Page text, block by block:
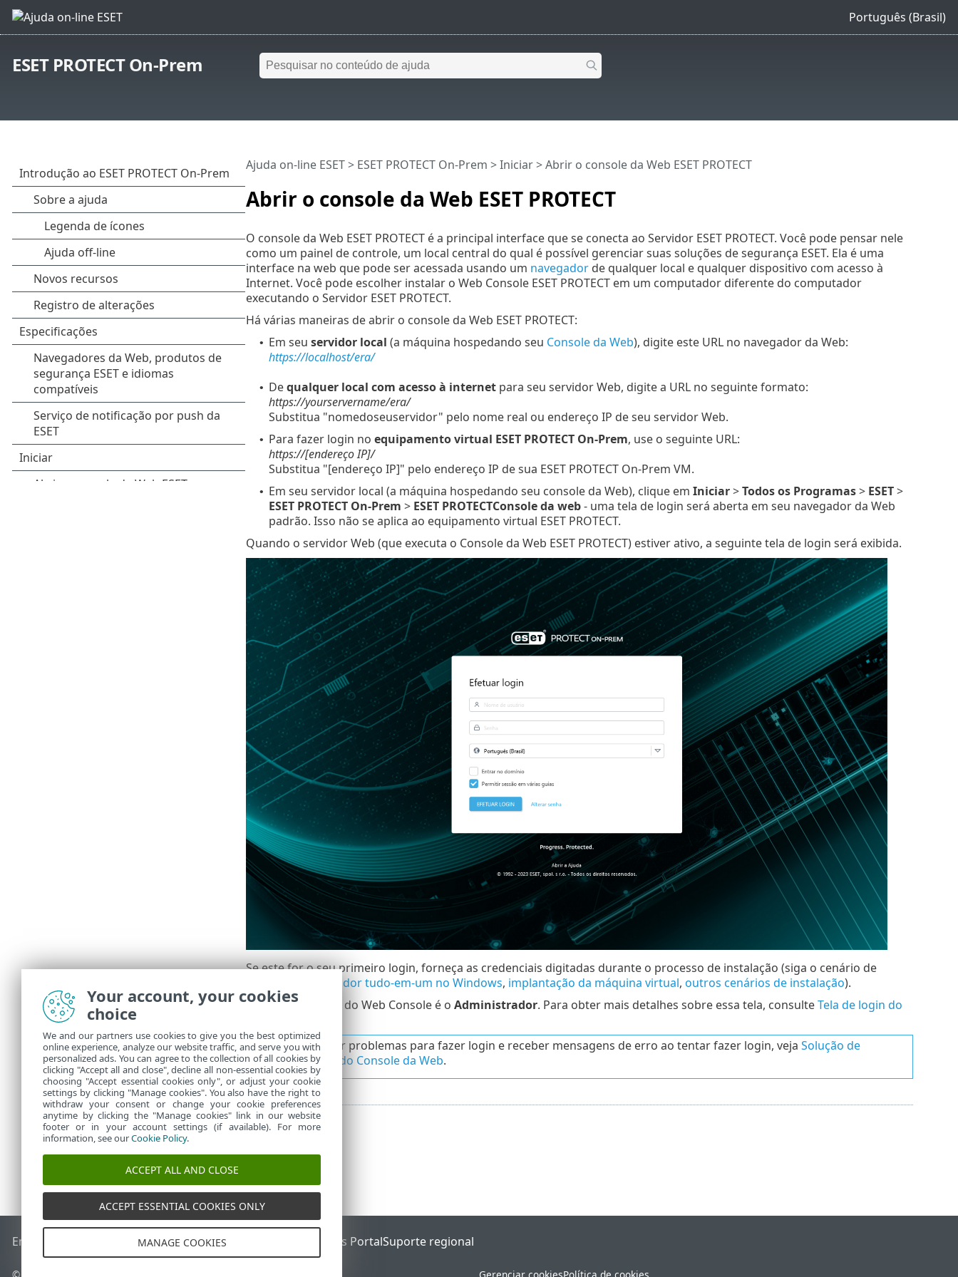
Português (Brasil)
ESET PROTECT On-Prem
Abrir o console da Web ESET PROTECT
Ajuda on-line ESET> ESET PROTECT On-Prem >Iniciar> Abrir o console da Web ESET PROTECT
O console da Web ESET PROTECT é a principal interface que se conecta ao Servidor ESET PROTECT. Você pode pensar nele
como um painel de controle, um local central do qual é possível gerenciar suas soluções de segurança ESET. Ela é uma
interface na web que pode ser acessada usando um navegadorde qualquer local e qualquer dispositivo com acesso à
Internet. Você pode escolher instalar o Web Console ESET PROTECT em um computador diferente do computador
executando o Servidor ESET PROTECT.
Há várias maneiras de abrir o console da Web ESET PROTECT:
• Em seu servidor local (a máquina hospedando seu Console da Web), digite este URL no navegador da Web:
https://localhost/era/
• Dequalquer local com acesso à internetpara seu servidor Web, digite a URL no seguinte formato:
https://yourservername/era/
Substitua "nomedoseuservidor" pelo nome real ou endereço IP de seu servidor Web.
• Para fazer login no equipamento virtual ESET PROTECT On-Prem, use o seguinte URL:
https://[endereço IP]/
Substitua "[endereço IP]" pelo endereço IP de sua ESET PROTECT On-Prem VM.
• Em seu servidor local (a máquina hospedando seu console da Web), clique em Iniciar>Todos os Programas> ESET>
ESET PROTECT On-Prem > ESET PROTECTConsole da web- uma tela de login será aberta em seu navegador da Web
padrão. Isso não se aplica ao equipamento virtual ESET PROTECT.
Quando o servidor Web (que executa o Console da Web ESET PROTECT) estiver ativo, a seguinte tela de login será exibida.
Se este for o seu primeiro login, forneça as credenciais digitadas durante o processo de instalação (siga o cenário de
Instalador tudo-em-um no Windows, implantação da máquina virtual, outros cenários de instalação).
O usuário padrão do Web Console é o Administrador. Para obter mais detalhes sobre essa tela, consulteTela de login do
Se você tiver problemas para fazer login e receber mensagens de erro ao tentar fazer login, veja Solução de
Problemas do Console da Web.
End of Life Base de conhecimento ESETFórum ESET ESET Status PortalSuporte regional
Your account, your cookies
choice
We and our partners use cookies to give you the best optimized
online experience, analyze our website traffic, and serve you with
personalized ads. You can agree to the collection of all cookies by
clicking "Accept all and close", decline all non-essential cookies by
choosing "Accept essential cookies only", or adjust your cookie
settings by clicking "Manage cookies". You also have the right to
withdraw your consent or change your cookie preferences
anytime by clicking the "Manage cookies" link in our website
footer or in your account settings (if available). For more
information, see ourCookie Policy.
ACCEPT ALL AND CLOSE
ACCEPT ESSENTIAL COOKIES ONLY
MANAGE COOKIES